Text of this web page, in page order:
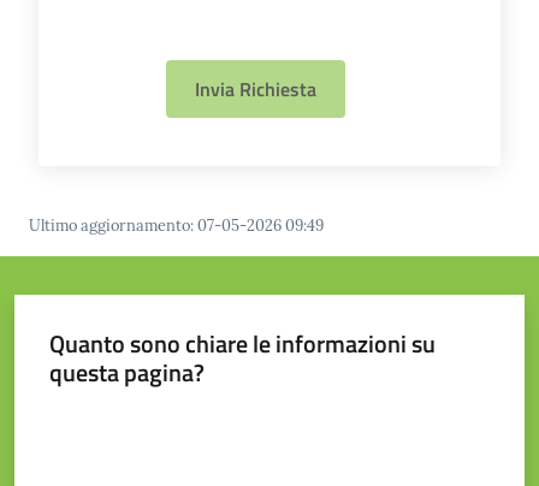
Tutti
Invia Richiesta
Ultimo aggiornamento:07-05-2026 09:49
Quanto sono chiare le informazioni su
questa pagina?